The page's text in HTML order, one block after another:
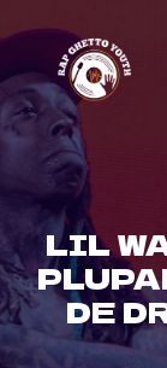
content
LIL
DE